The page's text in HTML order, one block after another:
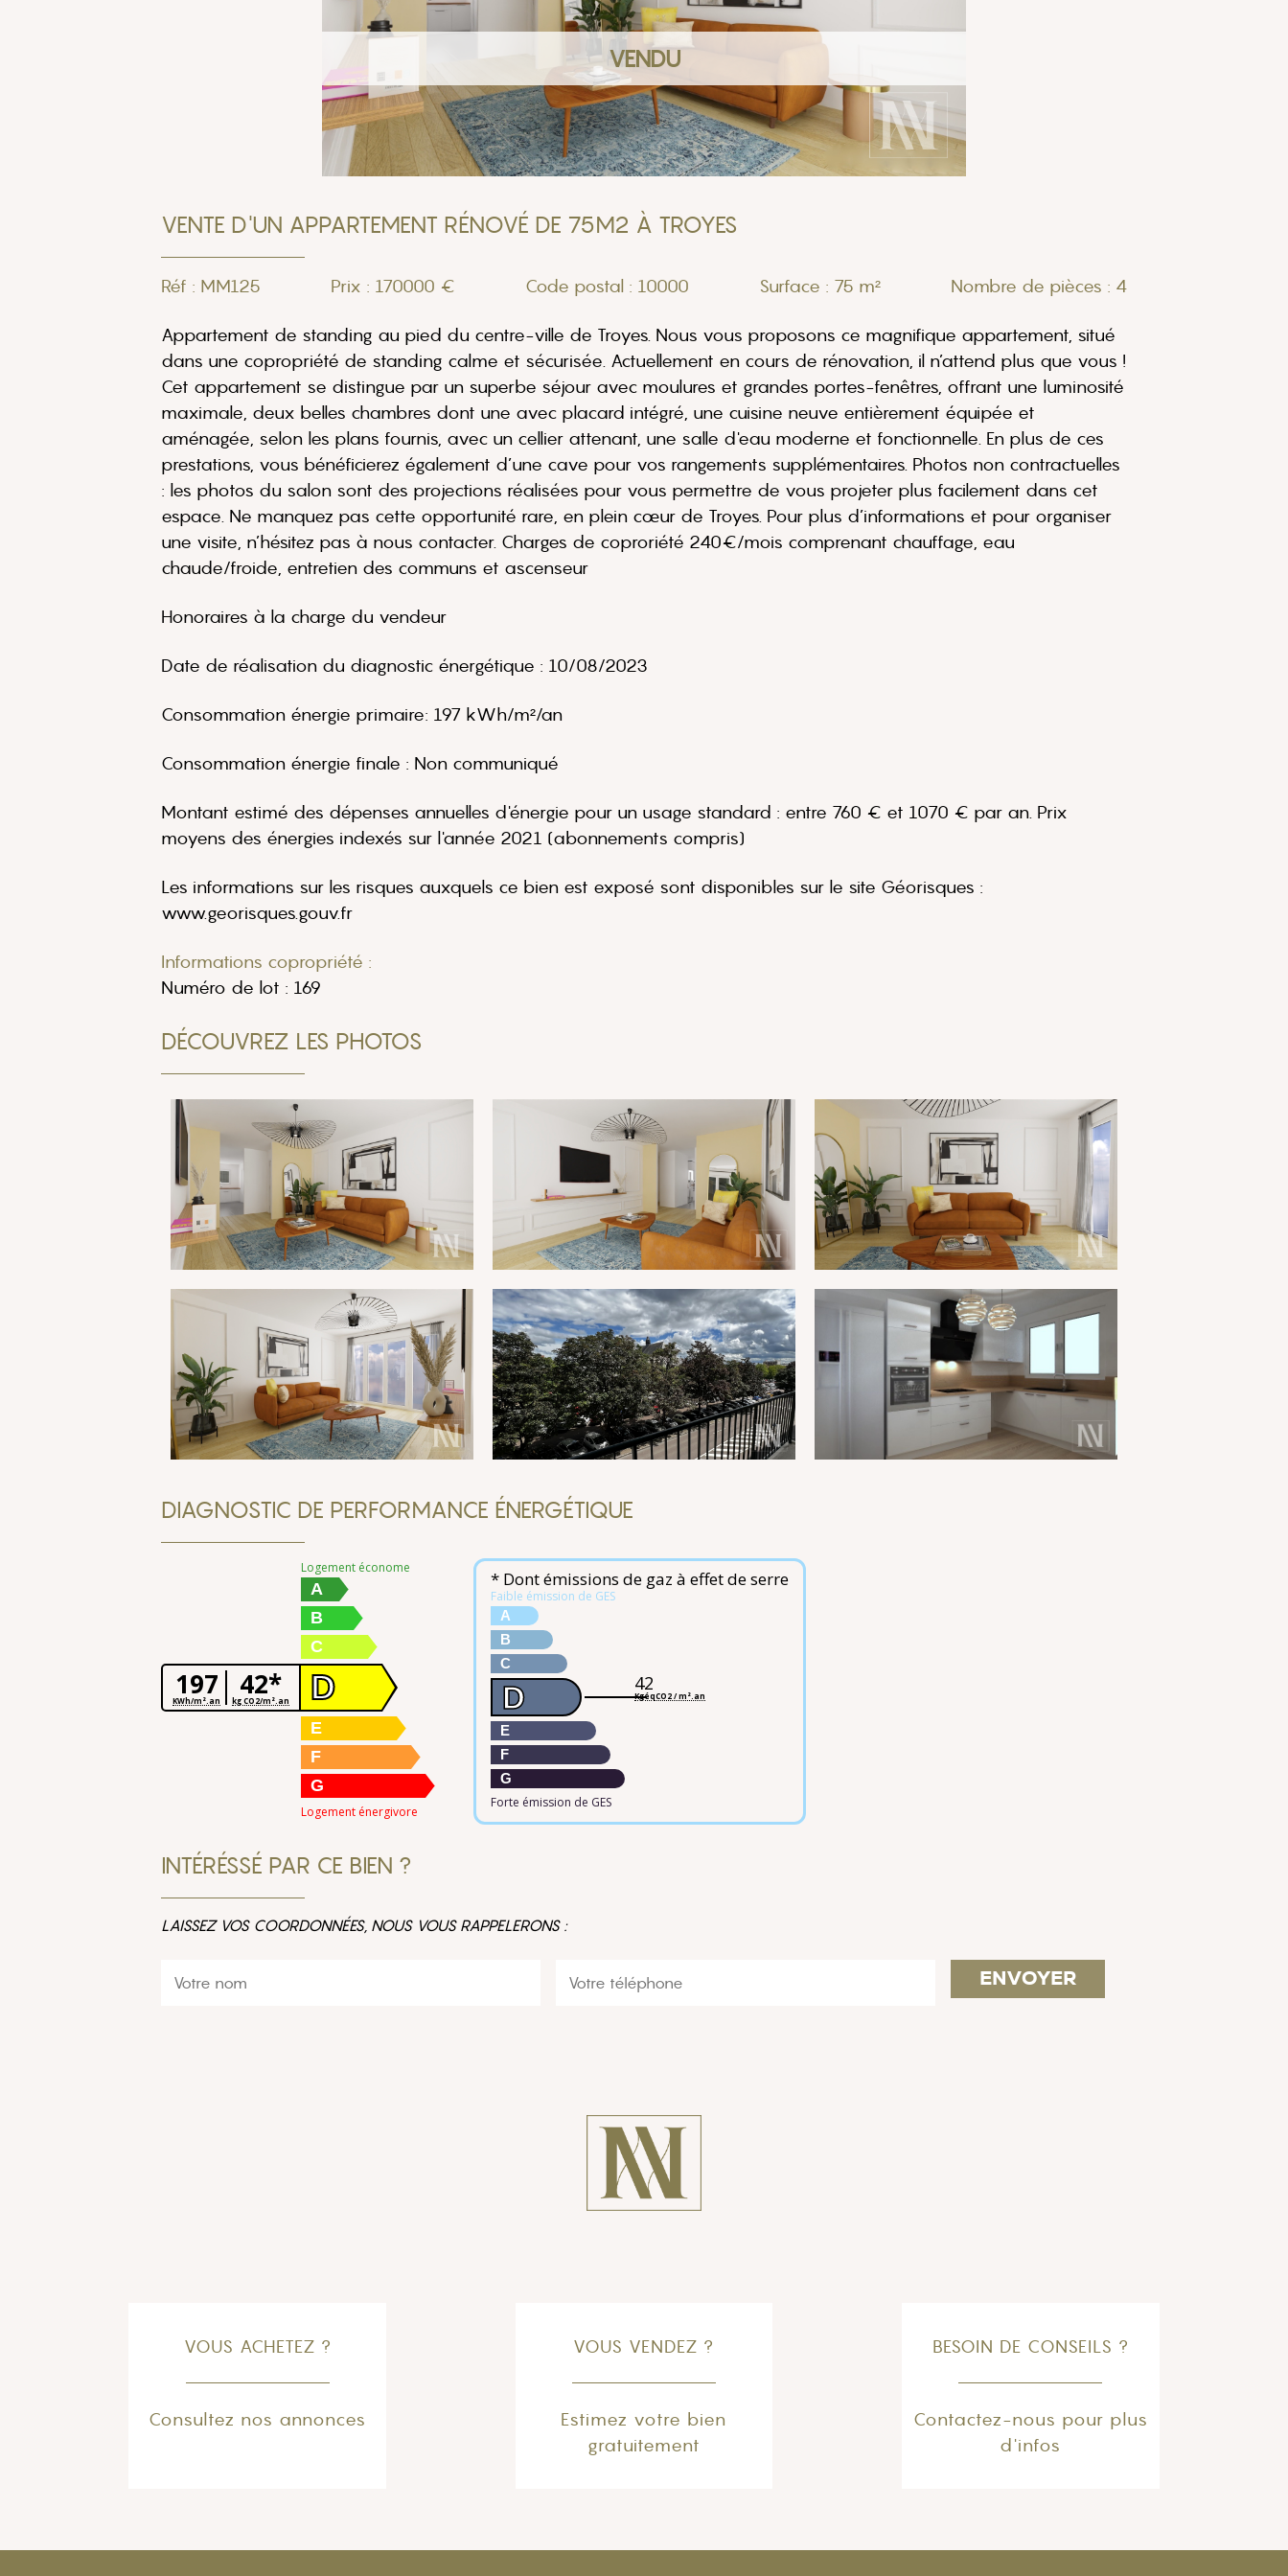
VENDU
VENTE D'UN APPARTEMENT RÉNOVÉ DE 75M2 À TROYES
Réf : MM125 Prix : 170000 € Code postal : 10000 Surface : 75 m² Nombre de pièces : 4
Appartement de standing au pied du centre-ville de Troyes. Nous vous proposons ce magnifique appartement, situé
dans une copropriété de standing calme et sécurisée. Actuellement en cours de rénovation, il n’attend plus que vous !
Cet appartement se distingue par un superbe séjour avec moulures et grandes portes-fenêtres, offrant une luminosité
maximale, deux belles chambres dont une avec placard intégré, une cuisine neuve entièrement équipée et
aménagée, selon les plans fournis, avec un cellier attenant, une salle d'eau moderne et fonctionnelle. En plus de ces
prestations, vous bénéficierez également d’une cave pour vos rangements supplémentaires. Photos non contractuelles
: les photos du salon sont des projections réalisées pour vous permettre de vous projeter plus facilement dans cet
espace. Ne manquez pas cette opportunité rare, en plein cœur de Troyes. Pour plus d’informations et pour organiser
une visite, n’hésitez pas à nous contacter. Charges de coproriété 240€/mois comprenant chauffage, eau
chaude/froide, entretien des communs et ascenseur
Honoraires à la charge du vendeur
Date de réalisation du diagnostic énergétique : 10/08/2023
Consommation énergie primaire: 197 kWh/m²/an
Consommation énergie finale : Non communiqué
Montant estimé des dépenses annuelles d'énergie pour un usage standard : entre 760 € et 1070 € par an. Prix
moyens des énergies indexés sur l'année 2021 (abonnements compris)
Les informations sur les risques auxquels ce bien est exposé sont disponibles sur le site Géorisques :
www.georisques.gouv.fr
Informations copropriété :
Numéro de lot : 169
DÉCOUVREZ LES PHOTOS
DIAGNOSTIC DE PERFORMANCE ÉNERGÉTIQUE
197
KWh/m².an 42*
kg CO2/m².an
Logement économe
A
B
C
D
E
F
G
Logement énergivore
* Dont émissions de gaz à effet de serre
Faible émission de GES
A
B
C
D
E
F
G
Forte émission de GES
42
KgéqCO2 / m².an
INTÉRÉSSÉ PAR CE BIEN ?
LAISSEZ VOS COORDONNÉES, NOUS VOUS RAPPELERONS :
VOUS ACHETEZ ?
Consultez nos annonces
VOUS VENDEZ ?
Estimez votre bien
gratuitement
BESOIN DE CONSEILS ?
Contactez-nous pour plus
d'infos